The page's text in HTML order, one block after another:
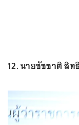
12. นายชัชชาติ สิท